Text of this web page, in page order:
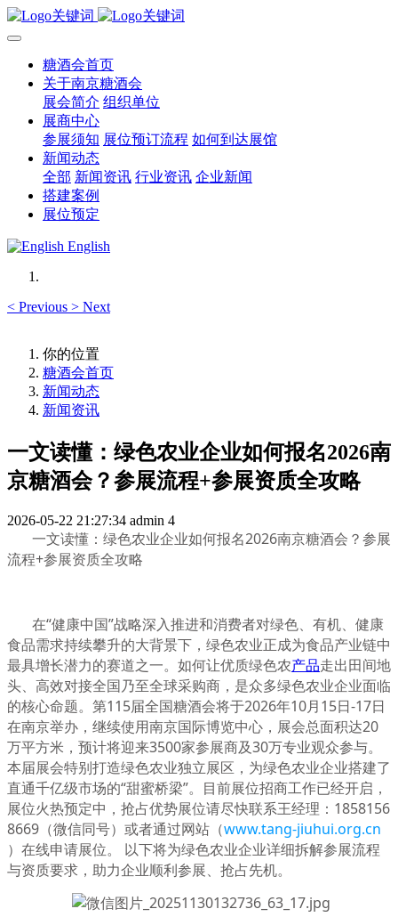
糖酒会首页
关于南京糖酒会
展会简介 组织单位
展商中心
参展须知 展位预订流程 如何到达展馆
新闻动态
全部 新闻资讯 行业资讯 企业新闻
搭建案例
展位预定
English
< Previous > Next
你的位置
糖酒会首页
新闻动态
新闻资讯
一文读懂：绿色农业企业如何报名2026南
京糖酒会？参展流程+参展资质全攻略
2026-05-22 21:27:34 admin 4
一文读懂：绿色农业企业如何报名2026南京糖酒会？参展
流程+参展资质全攻略
在“健康中国”战略深入推进和消费者对绿色、有机、健康
食品需求持续攀升的大背景下，绿色农业正成为食品产业链中
最具增长潜力的赛道之一。如何让优质绿色农产品走出田间地
头、高效对接全国乃至全球采购商，是众多绿色农业企业面临
的核心命题。第115届全国糖酒会将于2026年10月15日-17日
在南京举办，继续使用南京国际博览中心，展会总面积达20
万平方米，预计将迎来3500家参展商及30万专业观众参与。
本届展会特别打造绿色农业独立展区，为绿色农业企业搭建了
直通千亿级市场的“甜蜜桥梁”。目前展位招商工作已经开启，
展位火热预定中，抢占优势展位请尽快联系王经理：1858156
8669（微信同号）或者通过网站（www.tang-jiuhui.org.cn
）在线申请展位。 以下将为绿色农业企业详细拆解参展流程
与资质要求，助力企业顺利参展、抢占先机。